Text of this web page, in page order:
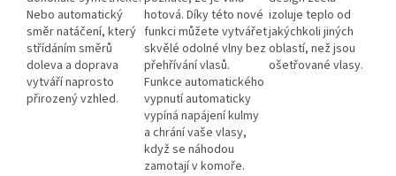
Nebo automatický
směr natáčení, který
střídáním směrů
doleva a doprava
vytváří naprosto
přirozený vzhled.
hotová. Díky této nové
funkci můžete vytvářet
skvělé odolné vlny bez
přehřívání vlasů.
Funkce automatického
vypnutí automaticky
vypíná napájení kulmy
a chrání vaše vlasy,
když se náhodou
zamotají v komoře.
izoluje teplo od
jakýchkoli jiných
oblastí, než jsou
ošetřované vlasy.